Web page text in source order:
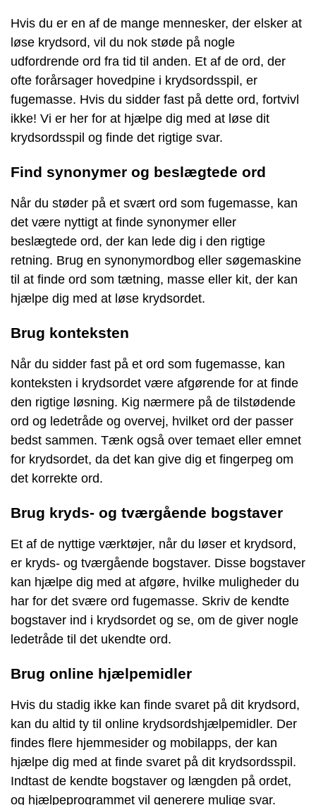
Hvis du er en af de mange mennesker, der elsker at
løse krydsord, vil du nok støde på nogle
udfordrende ord fra tid til anden. Et af de ord, der
ofte forårsager hovedpine i krydsordsspil, er
fugemasse. Hvis du sidder fast på dette ord, fortvivl
ikke! Vi er her for at hjælpe dig med at løse dit
krydsordsspil og finde det rigtige svar.
Find synonymer og beslægtede ord
Når du støder på et svært ord som fugemasse, kan
det være nyttigt at finde synonymer eller
beslægtede ord, der kan lede dig i den rigtige
retning. Brug en synonymordbog eller søgemaskine
til at finde ord som tætning, masse eller kit, der kan
hjælpe dig med at løse krydsordet.
Brug konteksten
Når du sidder fast på et ord som fugemasse, kan
konteksten i krydsordet være afgørende for at finde
den rigtige løsning. Kig nærmere på de tilstødende
ord og ledetråde og overvej, hvilket ord der passer
bedst sammen. Tænk også over temaet eller emnet
for krydsordet, da det kan give dig et fingerpeg om
det korrekte ord.
Brug kryds- og tværgående bogstaver
Et af de nyttige værktøjer, når du løser et krydsord,
er kryds- og tværgående bogstaver. Disse bogstaver
kan hjælpe dig med at afgøre, hvilke muligheder du
har for det svære ord fugemasse. Skriv de kendte
bogstaver ind i krydsordet og se, om de giver nogle
ledetråde til det ukendte ord.
Brug online hjælpemidler
Hvis du stadig ikke kan finde svaret på dit krydsord,
kan du altid ty til online krydsordshjælpemidler. Der
findes flere hjemmesider og mobilapps, der kan
hjælpe dig med at finde svaret på dit krydsordsspil.
Indtast de kendte bogstaver og længden på ordet,
og hjælpeprogrammet vil generere mulige svar.